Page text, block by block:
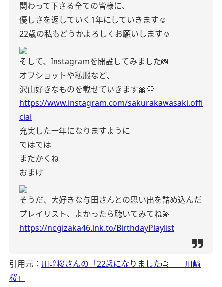
関わって下さる全ての皆様に、
優しさを返していく1年にしていきます☺︎
22歳の私もどうかよろしくお願いします☺️
そして、Instagramを開設してみました📸
オフショットや私服など、
沢山好きなものを載せていきます🎀💭
https://www.instagram.com/sakurakawasaki.offi
cial
充実した一年になりますように
ではでは
またかくね
おまけ
そうだ、大好きな与田さんとの思い出を詰め込んだ
プレイリスト、よかったら聴いてみてね💫
https://nogizaka46.lnk.to/BirthdayPlaylist
引用元： 川﨑桜さんの「22歳になりました🎂 川﨑
桜」